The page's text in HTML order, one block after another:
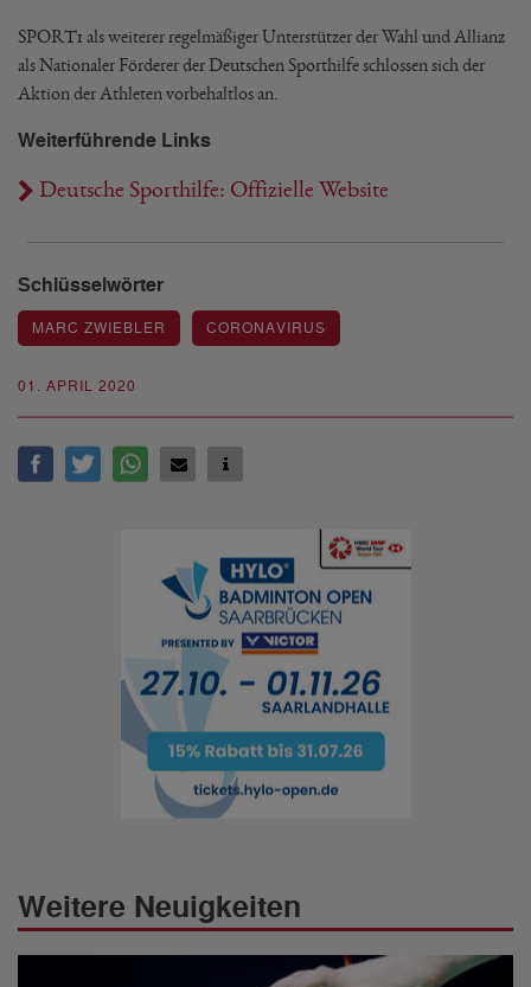
01. APRIL 2020
SPORT1 als weiterer regelmäßiger Unterstützer der Wahl und Allianz
als Nationaler Förderer der Deutschen Sporthilfe schlossen sich der
Aktion der Athleten vorbehaltlos an.
Weiterführende Links
Deutsche Sporthilfe: Offizielle Website
Schlüsselwörter
MARC ZWIEBLER CORONAVIRUS
Weitere Neuigkeiten